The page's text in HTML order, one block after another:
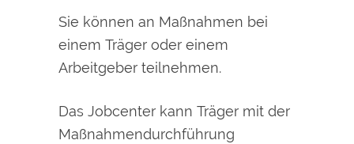
Sie können an Maßnahmen bei
einem Träger oder einem
Arbeitgeber teilnehmen.
Das Jobcenter kann Träger mit der
Maßnahmendurchführung